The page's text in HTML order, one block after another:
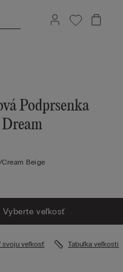
Podprsenka
cream Beige
Vyberte veľkosť
svoju veľkosť Tabuľka veľkostí